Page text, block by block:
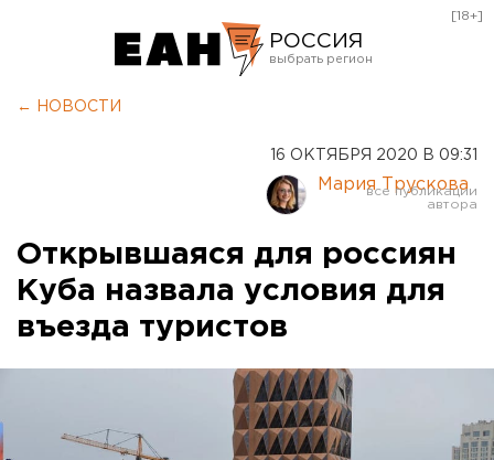
РОССИЯ
Курган
Оренбург
[18+]
← НОВОСТИ
16 ОКТЯБРЯ 2020 В 09:31
Мария Трускова
Открывшаяся для россиян
Куба назвала условия для
въезда туристов